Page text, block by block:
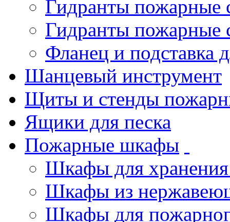
Гидранты пожарные
Гидранты пожарные
Фланец и подставка
Шанцевый инструмент
Щиты и стенды
Ящики для песка
Пожарные шкафы
Шкафы для хранения
Шкафы из
Шкафы для